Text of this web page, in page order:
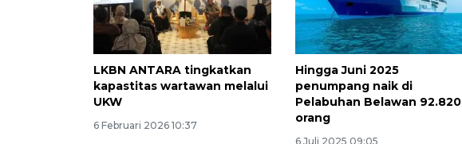
LKBN ANTARA tingkatkan
kapastitas wartawan melalui
UKW
6 Februari 2026 10:37
Hingga Juni 2025
penumpang naik di
Pelabuhan Belawan 92.820
orang
6 Juli 2025 09:05